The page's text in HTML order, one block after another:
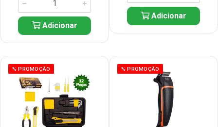
Adicionar
Adicionar
% PROMOÇÃO % PROMOÇÃO